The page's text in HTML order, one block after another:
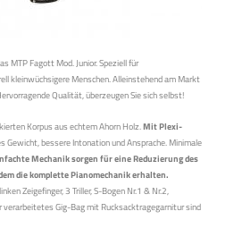
MTP Fagott Mod. Junior. Speziell für
kleinwüchsigere Menschen. Alleinstehend am Markt
Qualität, überzeugen Sie sich selbst!
Korpus aus echtem Ahorn Holz.Mit Plexi-
Gewicht, bessere Intonation und Ansprache. Minimale
Mechanik sorgen für eine Reduzierung des
die komplette Pianomechanik erhalten.
Zeigefinger, 3 Triller, S-Bogen Nr.1 & Nr.2,
verarbeitetes Gig-Bag mit Rucksacktragegarnitur sind